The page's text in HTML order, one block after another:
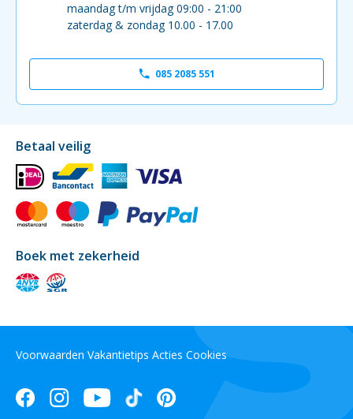
maandag t/m vrijdag 09:00 - 21:00
zaterdag & zondag 10.00 - 17.00
085 2085 551
Betaal veilig
Boek met zekerheid
Voorwaarden Vakantietips Acties Cookies